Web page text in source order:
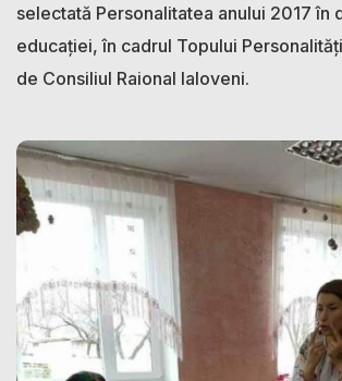
selectată Personalitatea anului 2017 în
educației, în cadrul Topului
de Consiliul Raional Ialoveni.